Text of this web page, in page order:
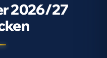
2026/27